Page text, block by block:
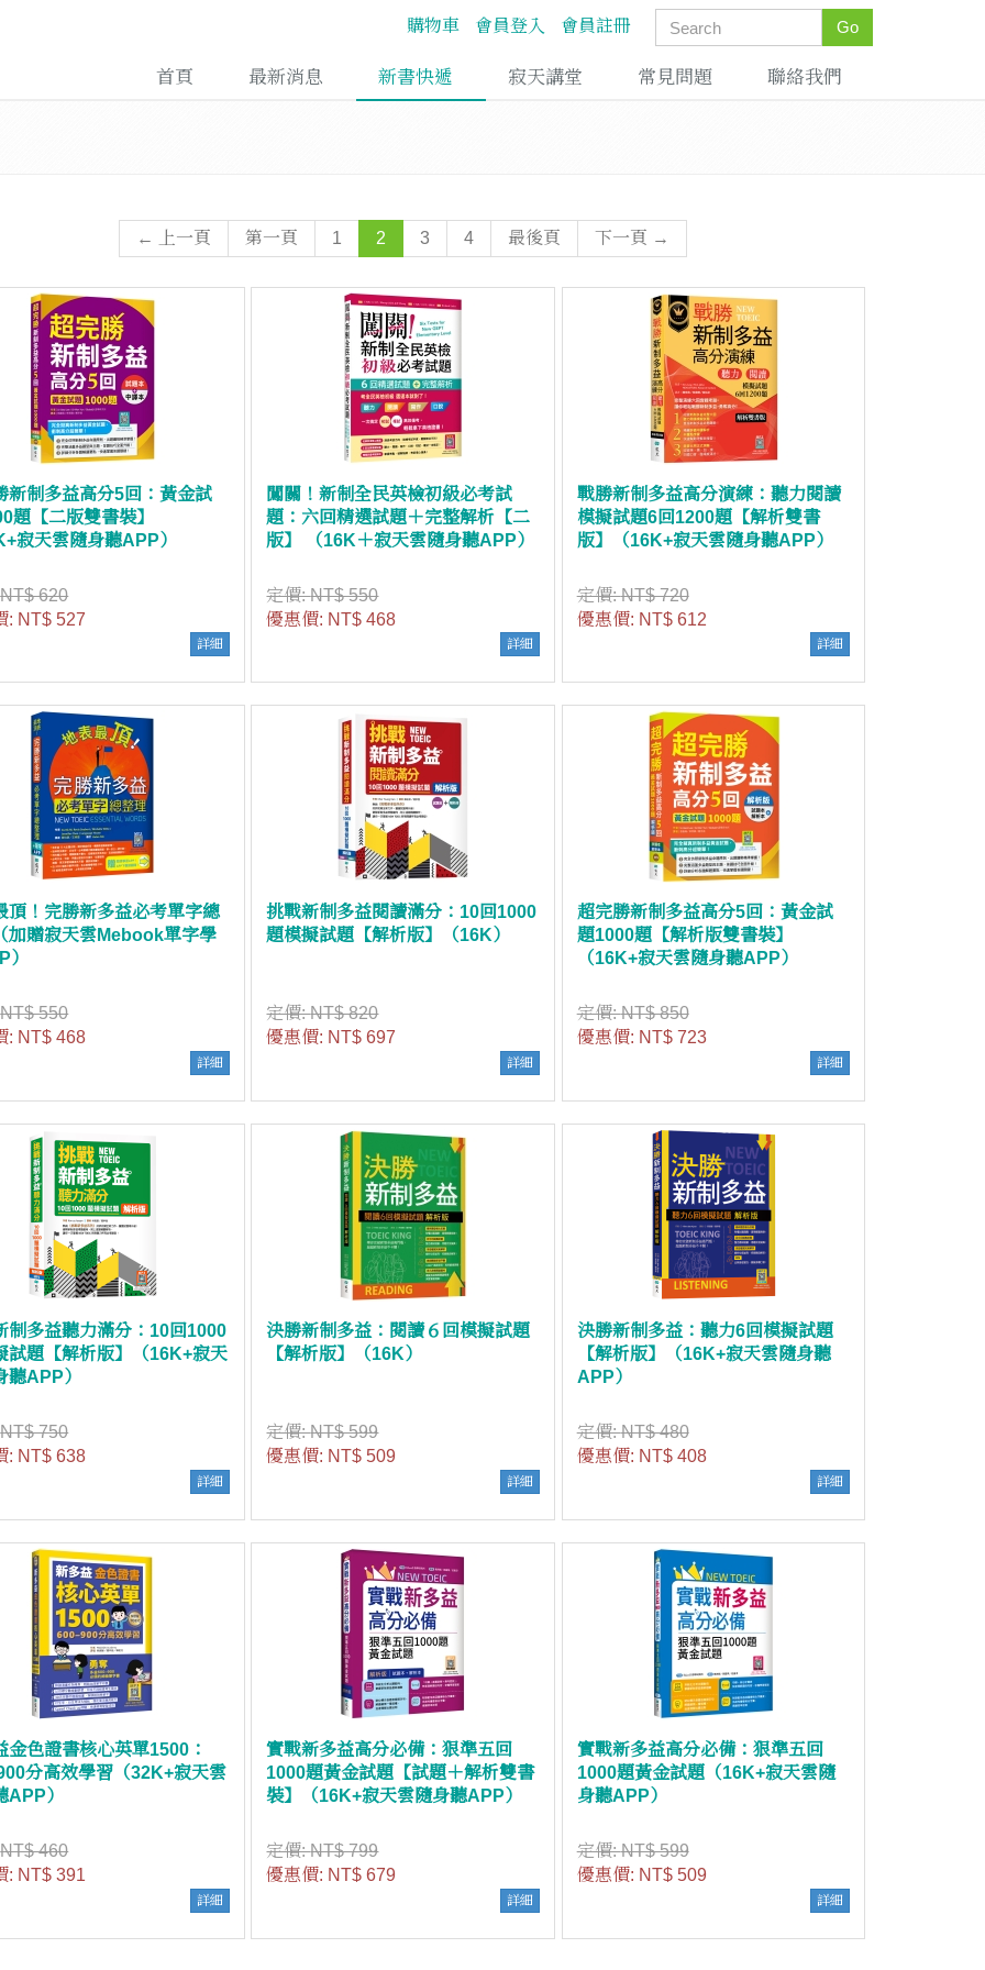
Go
購物車 會員登入 會員註冊
首頁 最新消息 新書快遞 寂天講堂 常見問題 聯絡我們
← 上一頁 第一頁 1 2 3 4 最後頁 下一頁 →
新制多益高分5回：黃金試
題【二版雙書裝】
寂天雲隨身聽APP）
NT$ 620
: NT$ 527
詳細
闖關！新制全民英檢初級必考試
題：六回精選試題＋完整解析【二
版】 （16K＋寂天雲隨身聽APP）
定價:NT$ 550
優惠價: NT$ 468
詳細
戰勝新制多益高分演練：聽力閱讀
模擬試題6回1200題【解析雙書
版】（16K+寂天雲隨身聽APP）
定價:NT$ 720
優惠價: NT$ 612
詳細
頂！完勝新多益必考單字總
加贈寂天雲Mebook單字學
）
NT$ 550
: NT$ 468
詳細
挑戰新制多益閱讀滿分：10回1000
題模擬試題【解析版】（16K）
定價:NT$ 820
優惠價: NT$ 697
詳細
超完勝新制多益高分5回：黃金試
題1000題【解析版雙書裝】
（16K+寂天雲隨身聽APP）
定價:NT$ 850
優惠價: NT$ 723
詳細
制多益聽力滿分：10回1000
試題【解析版】（16K+寂天
聽APP）
NT$ 750
: NT$ 638
詳細
決勝新制多益：閱讀６回模擬試題
【解析版】（16K）
定價:NT$ 599
優惠價: NT$ 509
詳細
決勝新制多益：聽力6回模擬試題
【解析版】（16K+寂天雲隨身聽
APP）
定價:NT$ 480
優惠價: NT$ 408
詳細
金色證書核心英單1500：
分高效學習（32K+寂天雲
APP）
NT$ 460
: NT$ 391
詳細
實戰新多益高分必備：狠準五回
1000題黃金試題【試題＋解析雙書
裝】（16K+寂天雲隨身聽APP）
定價:NT$ 799
優惠價: NT$ 679
詳細
實戰新多益高分必備：狠準五回
1000題黃金試題（16K+寂天雲隨
身聽APP）
定價:NT$ 599
優惠價: NT$ 509
詳細